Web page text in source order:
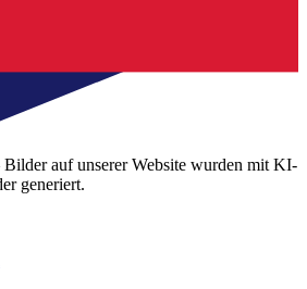
auf unserer Website wurden mit KI-
generiert.